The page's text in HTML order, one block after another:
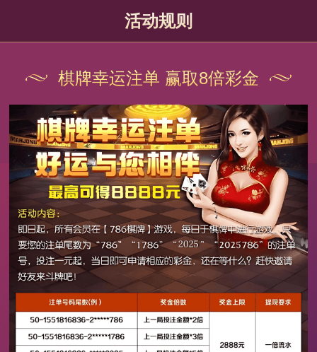
活动规则
棋牌幸运注单 赢取8倍彩金